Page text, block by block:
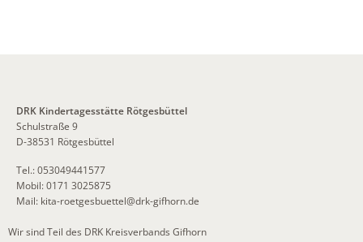
DRK Kindertagesstätte Rötgesbüttel
Schulstraße 9
D-38531 Rötgesbüttel
Tel.: 053049441577
Mobil: 0171 3025875
Mail: kita-roetgesbuettel@drk-gifhorn.de
Wir sind Teil des DRK Kreisverbands Gifhorn